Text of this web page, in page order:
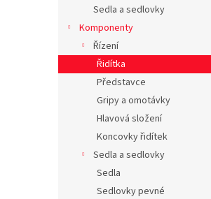
Sedla a sedlovky
Komponenty
Řízení
Řidítka
Představce
Gripy a omotávky
Hlavová složení
Koncovky řidítek
Sedla a sedlovky
Sedla
Sedlovky pevné